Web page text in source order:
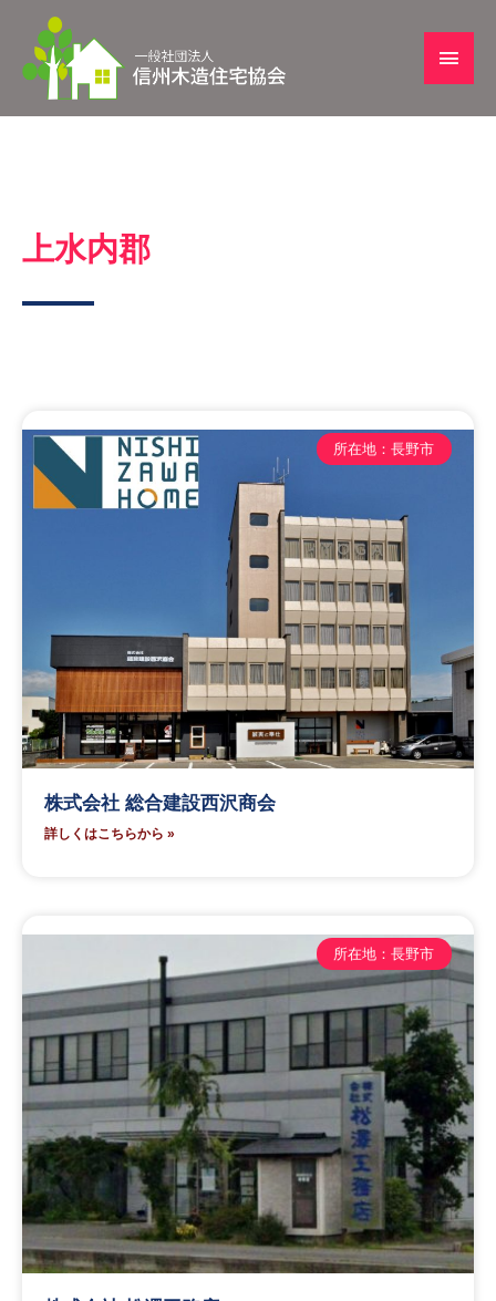
上水内郡
所在地：長野市
株式会社 総合建設西沢商会
詳しくはこちらから »
所在地：長野市